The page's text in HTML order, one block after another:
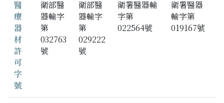
醫
療
器
材
許
可
字
號
衛部醫
器輸字
第
032763
號
衛部醫
器輸字
第
029222
號
衛署醫器輸
字第
022564號
衛署醫器
輸字第
019167號